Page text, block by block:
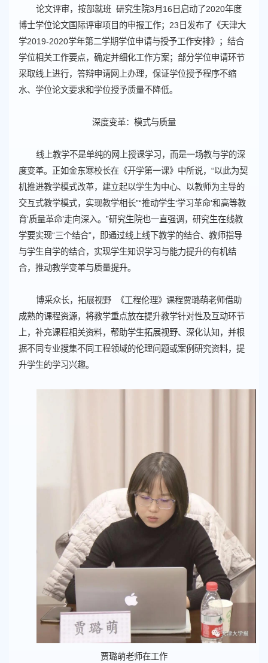
论文评审，按部就班 研究生院3月16日启动了2020年度
博士学位论文国际评审项目的申报工作；23日发布了《天津大
学2019-2020学年第二学期学位申请与授予工作安排》；结合
学位相关工作要点，确定并细化工作方案；部分学位申请环节
采取线上进行，答辩申请网上办理，保证学位授予程序不缩
水、学位论文要求和学位授予质量不降低。
深度变革：模式与质量
线上教学不是单纯的网上授课学习，而是一场教与学的深
度变革。正如金东寒校长在《开学第一课》中所说，“以此为契
机推进教学模式改革，建立起以学生为中心、以教师为主导的
交互式教学模式，实现教学相长”“推动学生‘学习革命’和高等教
育‘质量革命’走向深入。”研究生院也一直强调，研究生在线教
学要实现“三个结合”，即通过线上线下教学的结合、教师指导
与学生自学的结合，实现学生知识学习与能力提升的有机结
合，推动教学变革与质量提升。
博采众长，拓展视野 《工程伦理》课程贾璐萌老师借助
成熟的课程资源，将教学重点放在提升教学针对性及互动环节
上，补充课程相关资料，帮助学生拓展视野、深化认知，并根
据不同专业搜集不同工程领域的伦理问题或案例研究资料，提
升学生的学习兴趣。
贾璐萌老师在工作